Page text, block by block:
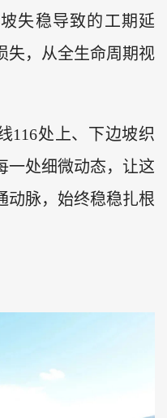
失稳导致的工期延
失，从全生命周期视
116处上、下边坡织
一处细微动态，让这
动脉，始终稳稳扎根